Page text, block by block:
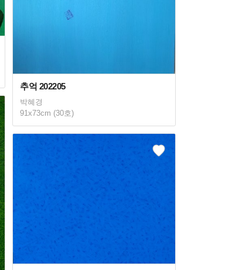
추억 202205
박혜경
91x73cm (30호)